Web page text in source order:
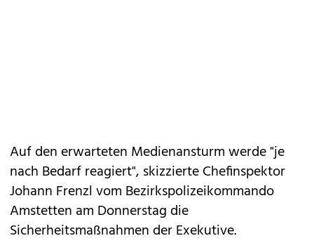
Auf den erwarteten Medienansturm werde "je
nach Bedarf reagiert", skizzierte Chefinspektor
Johann Frenzl vom Bezirkspolizeikommando
Amstetten am Donnerstag die
Sicherheitsmaßnahmen der Exekutive.